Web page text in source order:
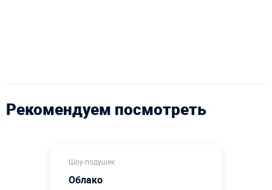
Рекомендуем посмотреть
Шоу-подушек
Облако